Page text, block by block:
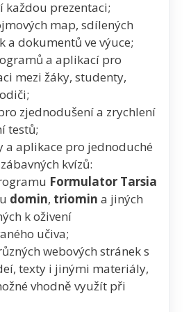
každou prezentaci;
map, sdílených
a dokumentů ve výuce;
a aplikací pro
mezi žáky, studenty,
zjednodušení a zrychlení
testů;
a aplikace pro jednoduché
kvízů:
Formulator Tarsia
domin, triomin a jiných
k oživení
učiva;
webových stránek s
texty i jinými materiály,
vhodně využít při